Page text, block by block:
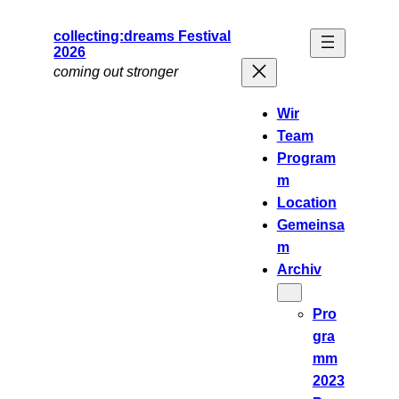
Inhalt
springen
collecting:dreams Festival
2026
coming out stronger
Wir
Team
Program
m
Location
Gemeinsa
m
Archiv
Pro
gra
mm
2023